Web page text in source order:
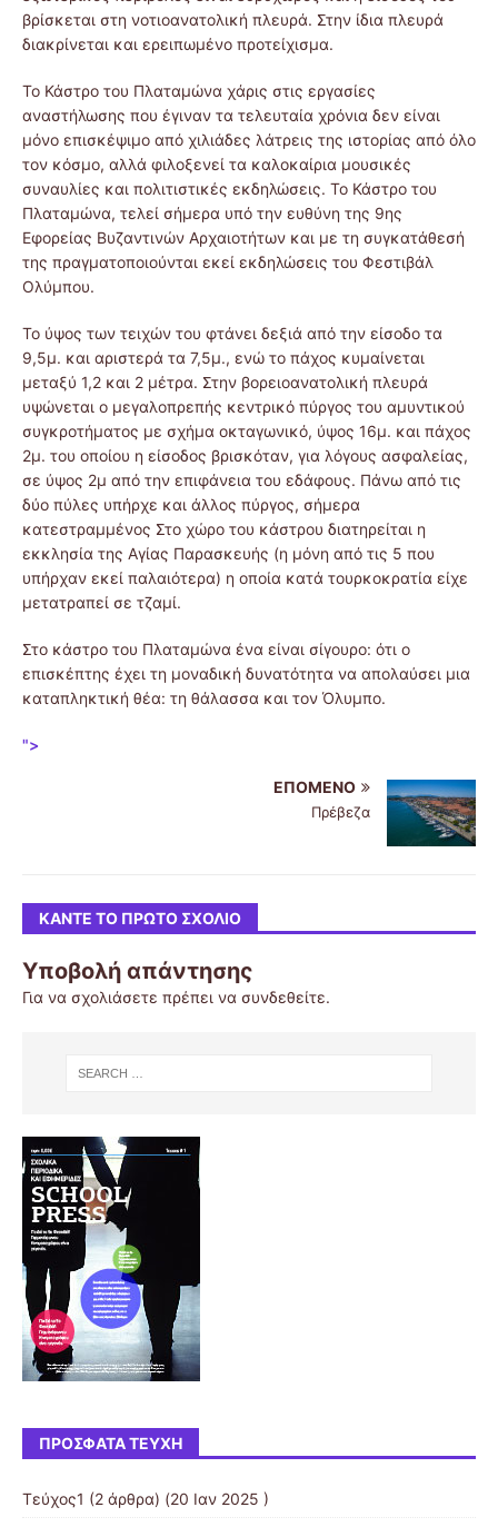
βρίσκεται στη νοτιοανατολική πλευρά. Στην ίδια πλευρά
διακρίνεται και ερειπωμένο προτείχισμα.
Το Κάστρο του Πλαταμώνα χάρις στις εργασίες
αναστήλωσης που έγιναν τα τελευταία χρόνια δεν είναι
μόνο επισκέψιμο από χιλιάδες λάτρεις της ιστορίας από όλο
τον κόσμο, αλλά φιλοξενεί τα καλοκαίρια μουσικές
συναυλίες και πολιτιστικές εκδηλώσεις. Το Κάστρο του
Πλαταμώνα, τελεί σήμερα υπό την ευθύνη της 9ης
Εφορείας Βυζαντινών Αρχαιοτήτων και με τη συγκατάθεσή
της πραγματοποιούνται εκεί εκδηλώσεις του Φεστιβάλ
Ολύμπου.
Το ύψος των τειχών του φτάνει δεξιά από την είσοδο τα
9,5μ. και αριστερά τα 7,5μ., ενώ το πάχος κυμαίνεται
μεταξύ 1,2 και 2 μέτρα. Στην βορειοανατολική πλευρά
υψώνεται ο μεγαλοπρεπής κεντρικό πύργος του αμυντικού
συγκροτήματος με σχήμα οκταγωνικό, ύψος 16μ. και πάχος
2μ. του οποίου η είσοδος βρισκόταν, για λόγους ασφαλείας,
σε ύψος 2μ από την επιφάνεια του εδάφους. Πάνω από τις
δύο πύλες υπήρχε και άλλος πύργος, σήμερα
κατεστραμμένος Στο χώρο του κάστρου διατηρείται η
εκκλησία της Αγίας Παρασκευής (η μόνη από τις 5 που
υπήρχαν εκεί παλαιότερα) η οποία κατά τουρκοκρατία είχε
μετατραπεί σε τζαμί.
Στο κάστρο του Πλαταμώνα ένα είναι σίγουρο: ότι ο
επισκέπτης έχει τη μοναδική δυνατότητα να απολαύσει μια
καταπληκτική θέα: τη θάλασσα και τον Όλυμπο.
">
ΕΠΌΜΕΝΟ
Πρέβεζα
ΚΆΝΤΕ ΤΟ ΠΡΏΤΟ ΣΧΌΛΙΟ
Υποβολή απάντησης
Για να σχολιάσετε πρέπει να συνδεθείτε.
ΠΡΌΣΦΑΤΑ ΤΕΎΧΗ
Τεύχος1 (2 άρθρα) (20 Ιαν 2025 )